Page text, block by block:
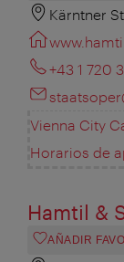
Kärntner
+43 1 720
Vienna City
Horarios de
Hamtil &
AÑADIR